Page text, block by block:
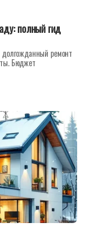
полный гид
долгожданный ремонт
Бюджет